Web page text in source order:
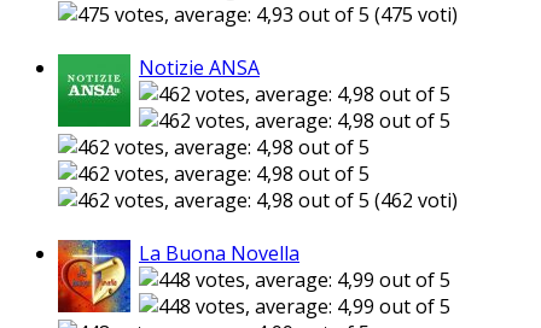
(475 voti)
Notizie ANSA
(462 voti)
La Buona Novella